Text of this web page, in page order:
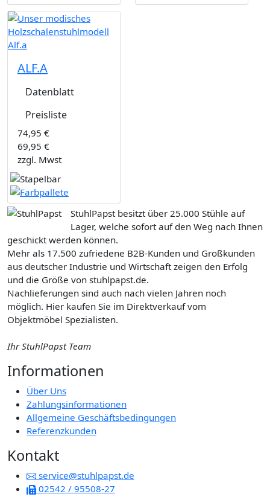
ALF.A
Datenblatt
Preisliste
74,95 €
69,95 €
zzgl. Mwst
StuhlPapst besitzt über 25.000 Stühle auf
Lager, welche sofort auf den Weg nach Ihnen
geschickt werden können.
Mehr als 17.500 zufriedene B2B-Kunden und Großkunden
aus deutscher Industrie und Wirtschaft zeigen den Erfolg
und die Größe von stuhlpapst.de.
Nachlieferungen sind auch nach vielen Jahren noch
möglich. Hier kaufen Sie im Direktverkauf vom
Objektmöbel Spezialisten.
Ihr StuhlPapst Team
Informationen
Über Uns
Zahlungsinformationen
Allgemeine Geschäftsbedingungen
Referenzkunden
Kontakt
service@stuhlpapst.de
02542 / 95508-27